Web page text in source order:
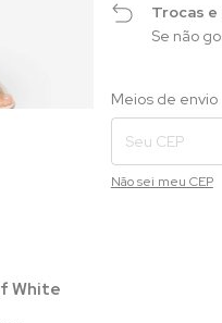
Trocas e
Se não
Entregas para o CEP:
Meios de envio
Não sei meu CEP
White